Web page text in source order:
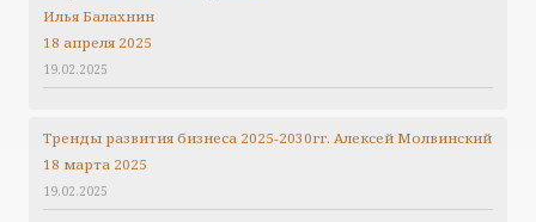
Илья Балахнин
18 апреля 2025
19.02.2025
Тренды развития бизнеса 2025-2030гг. Алексей Молвинский
18 марта 2025
19.02.2025